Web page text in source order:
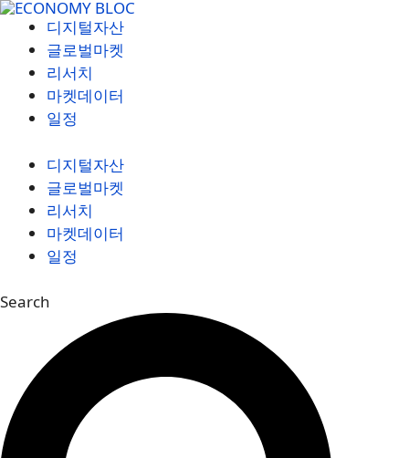
컨
디지털자산
글로벌마켓
리서치
마켓데이터
일정
디지털자산
글로벌마켓
리서치
마켓데이터
일정
Search